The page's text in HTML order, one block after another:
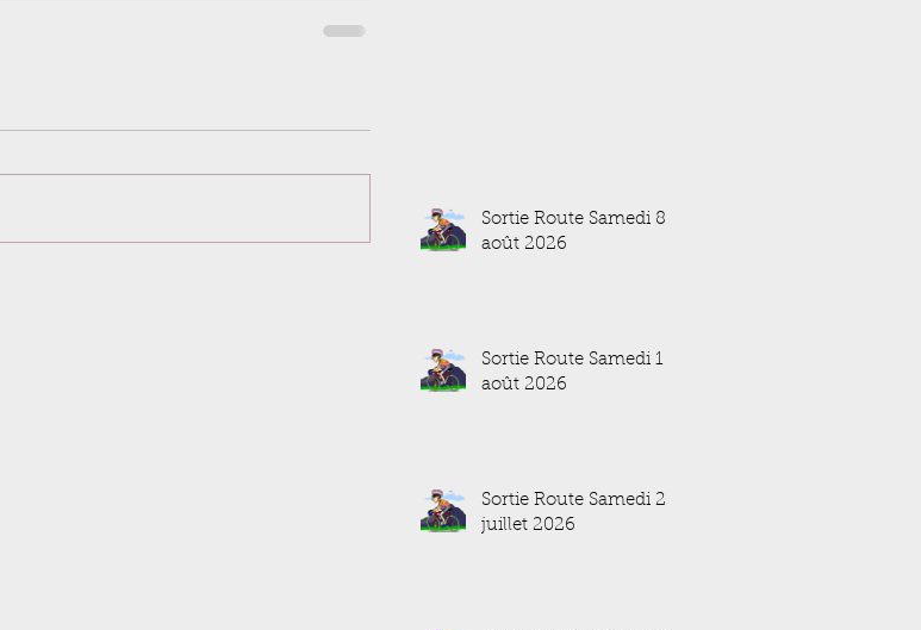
Sortie Route Samedi 8
août 2026
Sortie Route Samedi 1
août 2026
Sortie Route Samedi 25
juillet 2026